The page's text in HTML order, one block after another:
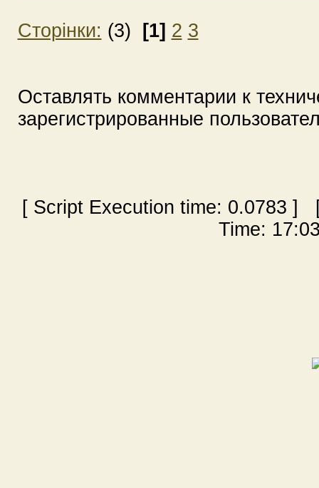
Сторінки: (3) [1] 2 3
Оставлять комментарии к
зарегистрированные
[ Script Execution time: 0.0783 ] [
Time: